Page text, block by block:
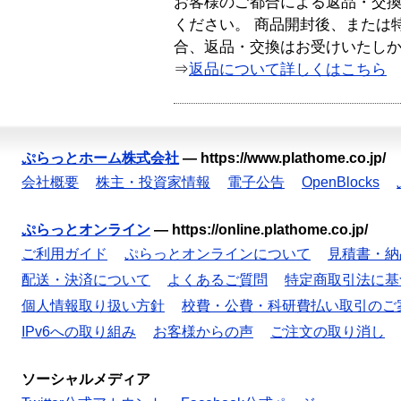
ください。 商品開封後、または
合、返品・交換はお受けいたし
⇒返品について詳しくはこちら
ぷらっとホーム株式会社 — https://www.plathome.co.jp/
会社概要
株主・投資家情報 電子公告 OpenBlocks
ぷらっとオンライン — https://online.plathome.co.jp/
ご利用ガイド
ぷらっとオンラインについて
見積書・
配送・決済について
よくあるご質問
特定商取引法に
個人情報取り扱い方針
校費・公費・科研費払い取引のご
IPv6への取り組み
お客様からの声 ご注文の取り消し
ソーシャルメディア